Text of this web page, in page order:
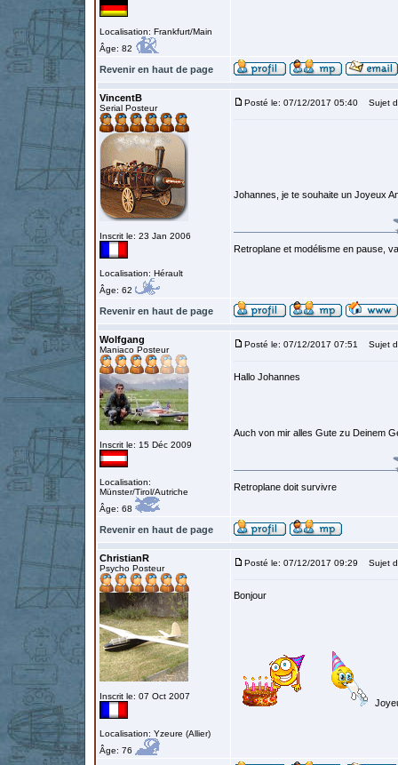
Localisation: Frankfurt/Main
Âge: 82
Revenir en haut de page
VincentB
Serial Posteur
Inscrit le: 23 Jan 2006
Localisation: Hérault
Âge: 62
Posté le: 07/12/2017 05:40 Sujet
Johannes, je te souhaite un Joyeux
Retroplane et modélisme en pause,
Revenir en haut de page
Wolfgang
Maniaco Posteur
Inscrit le: 15 Déc 2009
Localisation:
Münster/Tirol/Autriche
Âge: 68
Posté le: 07/12/2017 07:51 Sujet
Hallo Johannes
Auch von mir alles Gute zu Deinem
Retroplane doit survivre
Revenir en haut de page
ChristianR
Psycho Posteur
Inscrit le: 07 Oct 2007
Localisation: Yzeure (Allier)
Âge: 76
Posté le: 07/12/2017 09:29 Sujet
Bonjour